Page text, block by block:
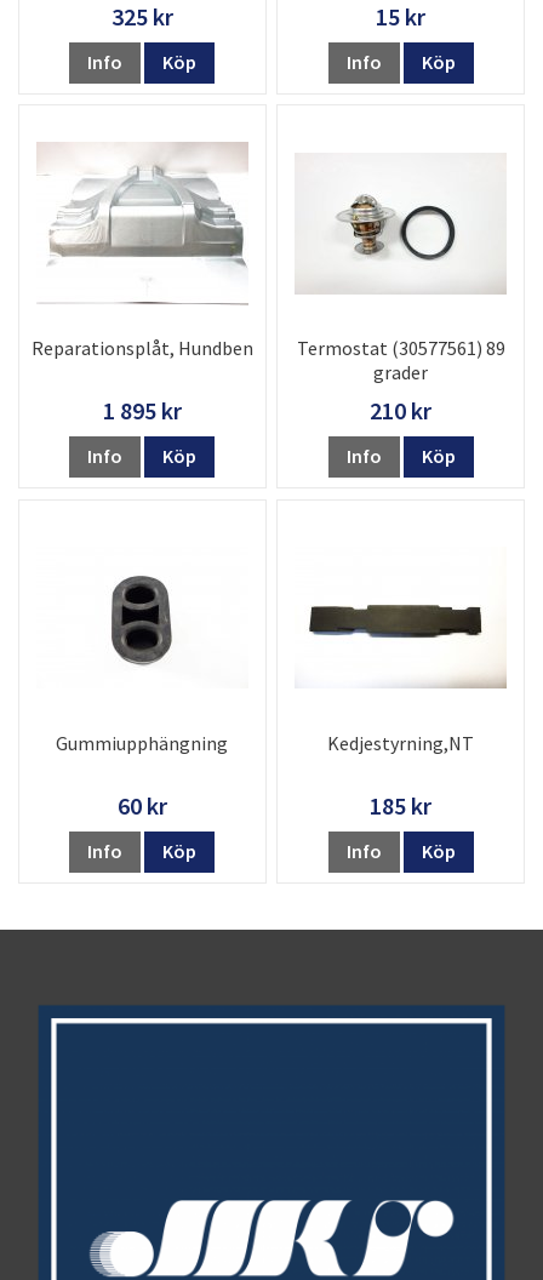
325 kr
Info Köp
15 kr
Info Köp
Reparationsplåt, Hundben
1 895 kr
Info Köp
Termostat (30577561) 89
grader
210 kr
Info Köp
Gummiupphängning
60 kr
Info Köp
Kedjestyrning,NT
185 kr
Info Köp